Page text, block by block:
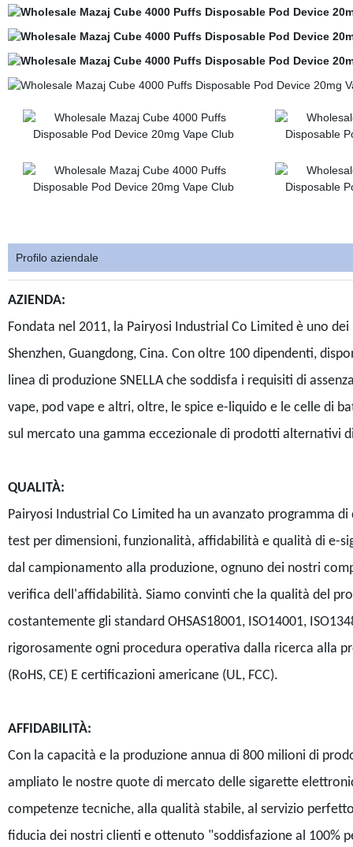
Profilo aziendale
AZIENDA:
Fondata nel 2011, la Pairyosi Industrial Co Limited è uno
Shenzhen, Guangdong, Cina. Con oltre 100 dipendenti,
linea di produzione SNELLA che soddisfa i requisiti di
vape, pod vape e altri, oltre, le spice e-liquido e le celle di
sul mercato una gamma eccezionale di prodotti alternativi
QUALITÀ:
Pairyosi Industrial Co Limited ha un avanzato programma
test per dimensioni, funzionalità, affidabilità e qualità di e-
dal campionamento alla produzione, ognuno dei nostri
verifica dell'affidabilità. Siamo convinti che la qualità del
costantemente gli standard OHSAS18001, ISO14001,
rigorosamente ogni procedura operativa dalla ricerca alla
(RoHS, CE) E certificazioni americane (UL, FCC).
AFFIDABILITÀ:
Con la capacità e la produzione annua di 800 milioni di
ampliato le nostre quote di mercato delle sigarette
competenze tecniche, alla qualità stabile, al servizio
fiducia dei nostri clienti e ottenuto "soddisfazione al 100%